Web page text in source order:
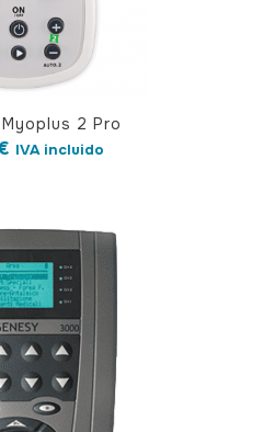
2 Pro
IVA incluido